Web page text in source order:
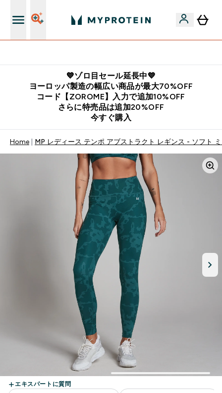
💙ゾロ目セール延長中💙
ヨーロッパ製造の幅広い商品が最大70%OFF
コード【ZOROME】入力で追加10%OFF
さらに特売品は追加20%OFF
今すぐ購入
Home MP レディース テンポ アブストラクト レギンス - ソフト